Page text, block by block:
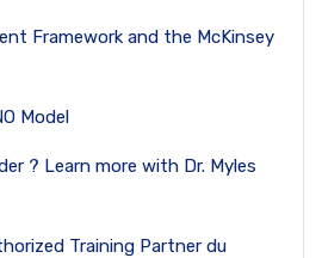
Framework and the McKinsey
Model
? Learn more with Dr. Myles
Training Partner du